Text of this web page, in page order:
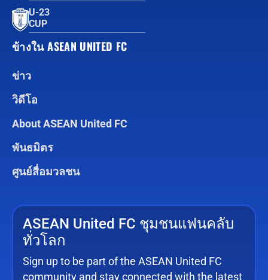
U-23
CUP
ข้างใน ASEAN UNITED FC
ข่าว
วิดีโอ
About ASEAN United FC
พันธมิตร
ศูนย์สื่อมวลชน
ASEAN United FC ชุมชนแฟนคลับ
ทั่วโลก
Sign up to be part of the ASEAN United FC
community and stay connected with the latest